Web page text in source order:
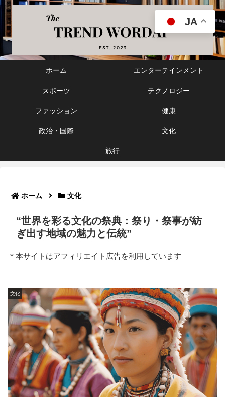
ホーム エンターテインメント
スポーツ テクノロジー
ファッション 健康
政治・国際 文化
旅行
ホーム 文化
“世界を彩る文化の祭典：祭り・祭事が紡
ぎ出す地域の魅力と伝統”
＊本サイトはアフィリエイト広告を利用しています
文化
JA